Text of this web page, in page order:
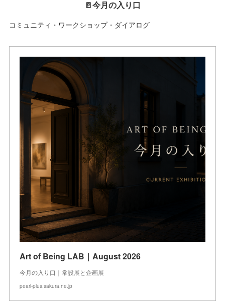
🚪今月の入り口
コミュニティ・ワークショップ・ダイアログ
Art of Being LAB｜August 2026
今月の入り口｜常設展と企画展
pearl-plus.sakura.ne.jp